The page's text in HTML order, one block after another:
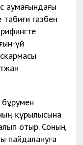
аумағындағы
газбен
үй
құрылысына
отыр. Соның
пайдалануға